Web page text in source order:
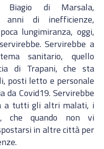
Biagio di Marsala,
anni di inefficienze,
lungimiranza, oggi,
Servirebbe a
sanitario, quello
di Trapani, che sta
posti letto e personale
da Covid19. Servirebbe
a tutti gli altri malati, i
che quando non vi
in altre città per